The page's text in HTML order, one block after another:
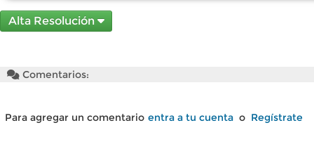
Alta Resolución
Comentarios:
Para agregar un comentario entra a tu cuenta o Regístrate